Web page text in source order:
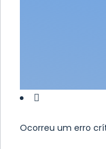
Ocorreu um erro